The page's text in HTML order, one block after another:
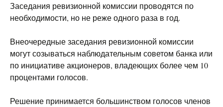
Заседания ревизионной комиссии проводятся по
необходимости, но не реже одного раза в год.
Внеочередные заседания ревизионной комиссии
могут созываться наблюдательным советом банка или
по инициативе акционеров, владеющих более чем 10
процентами голосов.
Решение принимается большинством голосов членов